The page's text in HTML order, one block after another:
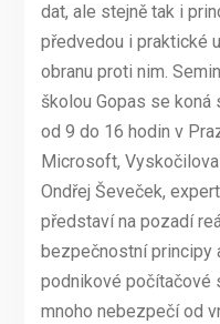
dat, ale stejně tak i
předvedou i praktické
obranu proti nim.
školou Gopas se koná
od 9 do 16 hodin v
Microsoft,
Ondřej Ševeček,
představí na pozadí
bezpečnostní principy
podnikové počítačové
mnoho nebezpečí od